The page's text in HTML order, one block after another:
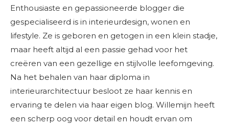
Enthousiaste en gepassioneerde blogger die
gespecialiseerd is in interieurdesign, wonen en
lifestyle. Ze is geboren en getogen in een klein stadje,
maar heeft altijd al een passie gehad voor het
creëren van een gezellige en stijlvolle leefomgeving.
Na het behalen van haar diploma in
interieurarchitectuur besloot ze haar kennis en
ervaring te delen via haar eigen blog. Willemijn heeft
een scherp oog voor detail en houdt ervan om